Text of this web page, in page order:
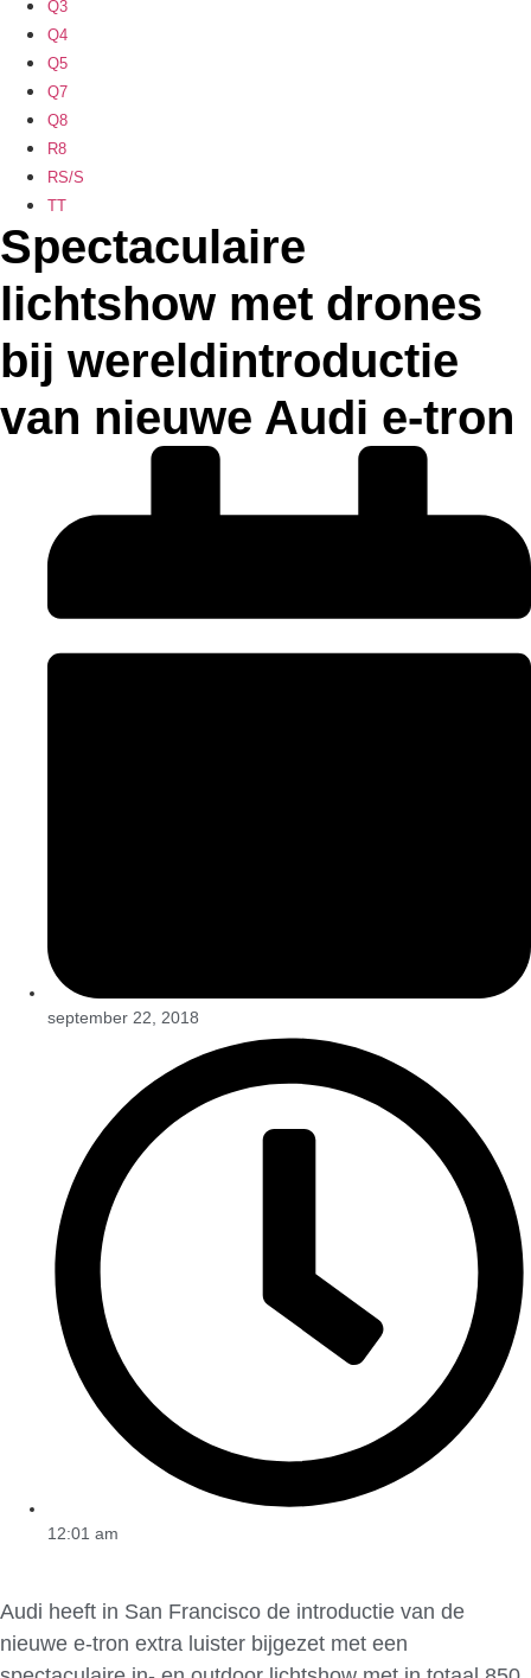
Q3
Q4
Q5
Q7
Q8
R8
RS/S
TT
Spectaculaire
lichtshow met drones
bij wereldintroductie
van nieuwe Audi e-tron
september 22, 2018
12:01 am
Audi heeft in San Francisco de introductie van de
nieuwe e-tron extra luister bijgezet met een